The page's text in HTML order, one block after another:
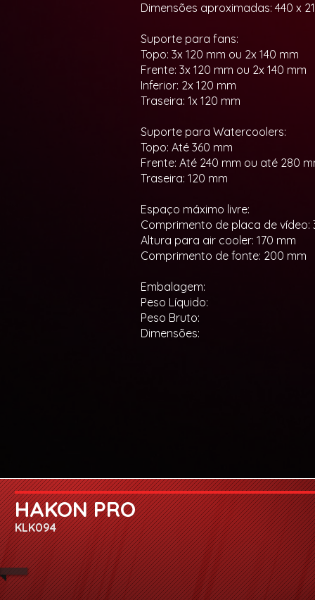
Dimensões aproximadas: 440 x
Suporte para fans:
Topo: 3x 120 mm ou 2x 140 mm
Frente: 3x 120 mm ou 2x 140 mm
Inferior: 2x 120 mm
Traseira: 1x 120 mm
Suporte para Watercoolers:
Topo: Até 360 mm
Frente: Até 240 mm ou até 280
Traseira: 120 mm
Espaço máximo livre:
Comprimento de placa de vídeo:
Altura para air cooler: 170 mm
Comprimento de fonte: 200 mm
Embalagem:
Peso Líquido:
Peso Bruto:
Dimensões:
HAKON PRO
KLK094